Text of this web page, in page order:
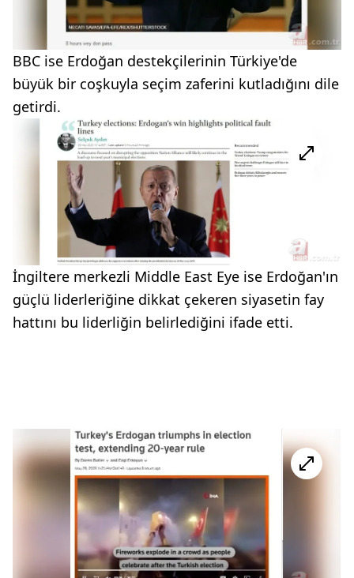
BBC ise Erdoğan destekçilerinin Türkiye'de
büyük bir coşkuyla seçim zaferini kutladığını dile
getirdi.
İngiltere merkezli Middle East Eye ise Erdoğan'ın
güçlü liderleriğine dikkat çekeren siyasetin fay
hattını bu liderliğin belirlediğini ifade etti.